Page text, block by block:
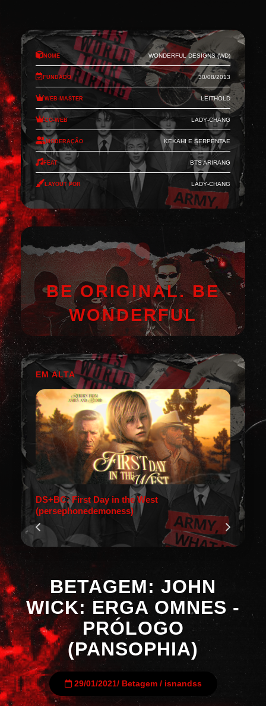
Nome Wonderful Designs (WD)
Fundado 30/08/2013
Web-Master Leithold
Co-Web Lady-Chang
Moderação Kekahi e Serpentae
Feat BTS Arirang
Layout por Lady-Chang
BE ORIGINAL. BE
WONDERFUL
EM ALTA
DS+BC: First Day in the West
(persephonedemoness)
BETAGEM: JOHN
WICK: ERGA OMNES -
PRÓLOGO
(PANSOPHIA)
29/01/2021/ Betagem/ isnandss